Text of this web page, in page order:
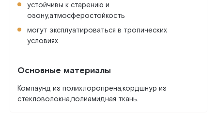
устойчивы к старению и
озону,атмосферостойкость
могут эксплуатироваться в тропических
условиях
Основные материалы
Компаунд из полихлоропрена,кордшнур из
стекловолокна,полиамидная ткань.